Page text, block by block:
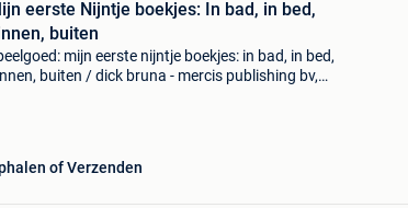
eerste Nijntje boekjes: In bad, in bed,
buiten
mijn eerste nijntje boekjes: in bad, in bed,
buiten / dick bruna - mercis publishing bv,
of Verzenden